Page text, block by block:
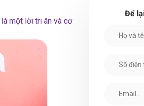
một lời tri ân và cơ
Để